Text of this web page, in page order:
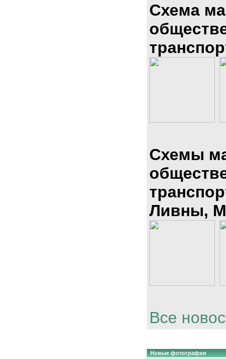
Схема
Схемы
Ливны,
Все
Новые фотографии